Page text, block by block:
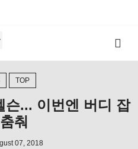
TOP
슨... 이번엔 버디 잡
춰
07, 2018